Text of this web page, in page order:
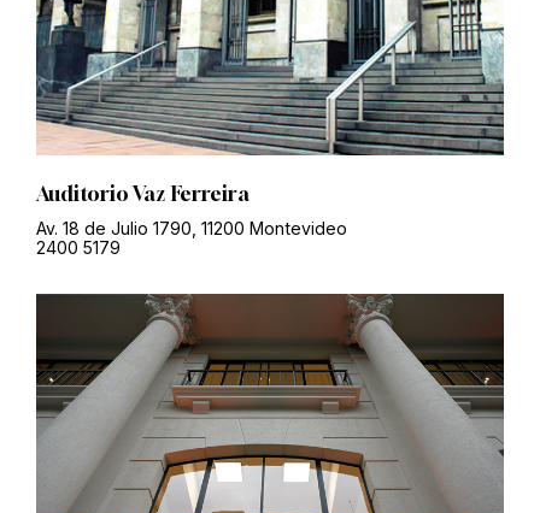
Auditorio Vaz Ferreira
Av. 18 de Julio 1790, 11200 Montevideo
2400 5179